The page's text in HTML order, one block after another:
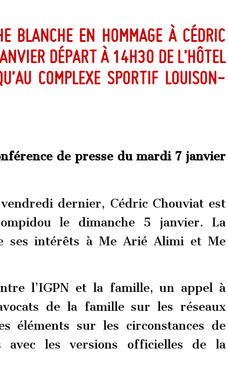
blanche en hommage à Cédric
départ à 14h30 de l’hôtel
complexe sportif Louison-
de presse du mardi 7 janvier
dernier, Cédric Chouviat est
le dimanche 5 janvier. La
ses intérêts à Me Arié Alimi et Me
l’IGPN et la famille, un appel à
de la famille sur les réseaux
éléments sur les circonstances de
avec les versions officielles de la